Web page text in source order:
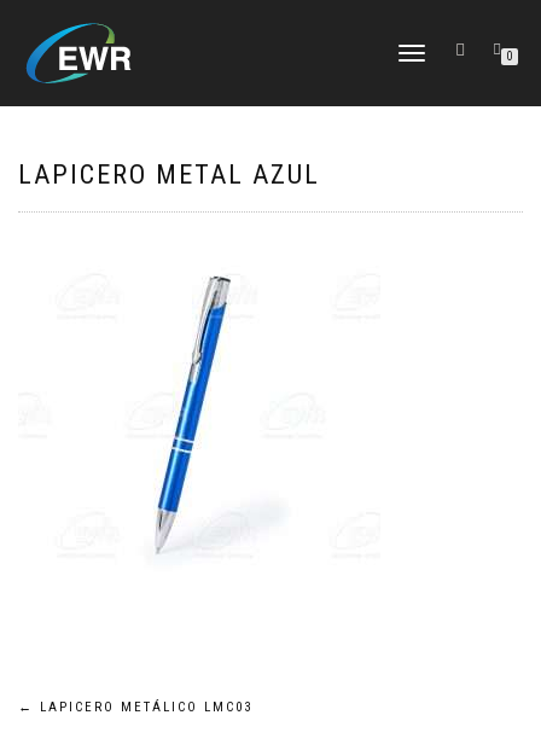
CAMBIAR
0
LAPICERO METAL AZUL
Navegación
← LAPICERO METÁLICO LMC03